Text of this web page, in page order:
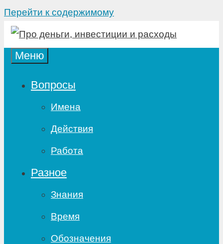
Перейти к содержимому
Меню
Вопросы
Имена
Действия
Работа
Разное
Знания
Время
Обозначения